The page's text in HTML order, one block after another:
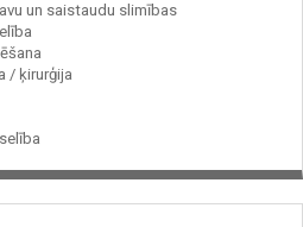
un saistaudu slimības
/ ķirurģija